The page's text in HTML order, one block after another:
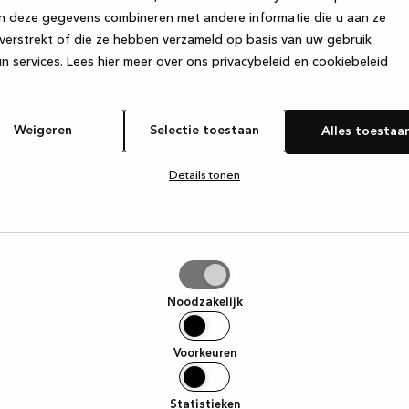
deze gegevens combineren met andere informatie die u aan ze
of die ze hebben verzameld op basis van uw gebruik
services. Lees hier meer over ons privacybeleid en cookiebeleid
Weigeren Selectie toestaan Alles
Details tonen
Noodzakelijk
Voorkeuren
Statistieken
has occurred while loadingwww.kvik.be (see the